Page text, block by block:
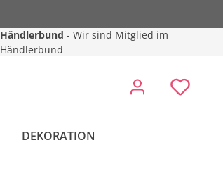
Händlerbund - Wir sind Mitglied im
Händlerbund
DEKORATION